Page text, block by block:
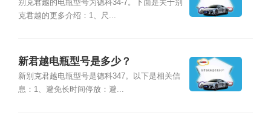
别克君越的电瓶型号为德科34-7。下面是关于别
克君越的更多介绍：1、尺...
新君越电瓶型号是多少？
新别克君越电瓶型号是德科347。以下是相关信
息：1、避免长时间停放：避...